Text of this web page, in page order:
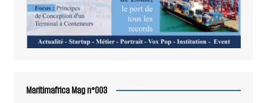
Maritimafrica Mag n°003